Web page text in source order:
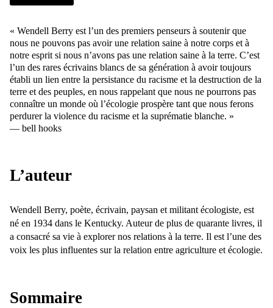
« Wendell Berry est l’un des premiers penseurs à soutenir que
nous ne pouvons pas avoir une relation saine à notre corps et à
notre esprit si nous n’avons pas une relation saine à la terre. C’est
l’un des rares écrivains blancs de sa génération à avoir toujours
établi un lien entre la persistance du racisme et la destruction de la
terre et des peuples, en nous rappelant que nous ne pourrons pas
connaître un monde où l’écologie prospère tant que nous ferons
perdurer la violence du racisme et la suprématie blanche. »
— bell hooks
L’auteur
Wendell Berry, poète, écrivain, paysan et militant écologiste, est
né en 1934 dans le Kentucky. Auteur de plus de quarante livres, il
a consacré sa vie à explorer nos relations à la terre. Il est l’une des
voix les plus influentes sur la relation entre agriculture et écologie.
Sommaire